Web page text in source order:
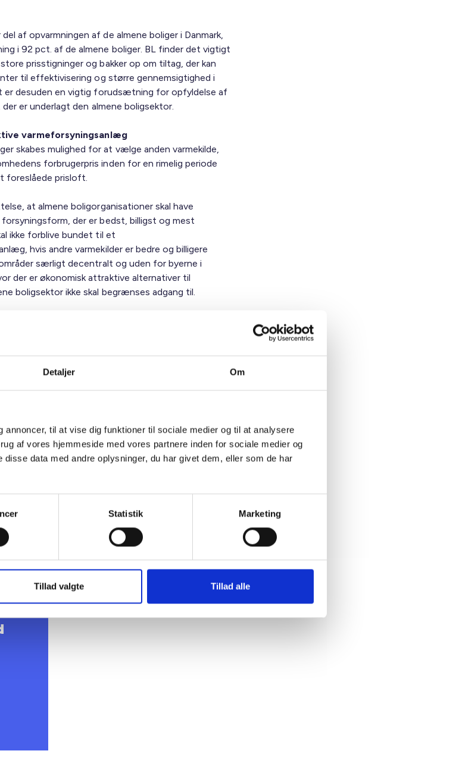
Detaljer Om
til at vise dig funktioner til sociale medier og til at analysere
af vores hjemmeside med vores partnere inden for sociale medier og
data med andre oplysninger, du har givet dem, eller som de har
Statistik Marketing
Tillad valgte Tillad alle
af opvarmningen af de almene boliger i Danmark,
i 92 pct. af de almene boliger. BL finder det vigtigt
prisstigninger og bakker op om tiltag, der kan
til effektivisering og større gennemsigtighed i
er desuden en vigtig forudsætning for opfyldelse af
er underlagt den almene boligsektor.
varmeforsyningsanlæg
skabes mulighed for at vælge anden varmekilde,
forbrugerpris inden for en rimelig periode
foreslåede prisloft.
at almene boligorganisationer skal have
der er bedst, billigst og mest
ikke forblive bundet til et
hvis andre varmekilder er bedre og billigere
særligt decentralt og uden for byerne i
der er økonomisk attraktive alternativer til
boligsektor ikke skal begrænses adgang til.
hænge på disse strandede omkostninger, der ikke
og vil opleve store stigninger i deres
del af afskrivningsbyrden.
løbende, og det bør undersøges, hvordan denne
støttepakker kan gives.